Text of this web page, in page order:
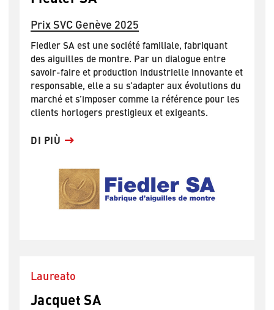
Prix SVC Genève 2025
Fiedler SA est une société familiale, fabriquant
des aiguilles de montre. Par un dialogue entre
savoir-faire et production industrielle innovante et
responsable, elle a su s’adapter aux évolutions du
marché et s’imposer comme la référence pour les
clients horlogers prestigieux et exigeants.
DI PIÙ
Laureato
Jacquet SA